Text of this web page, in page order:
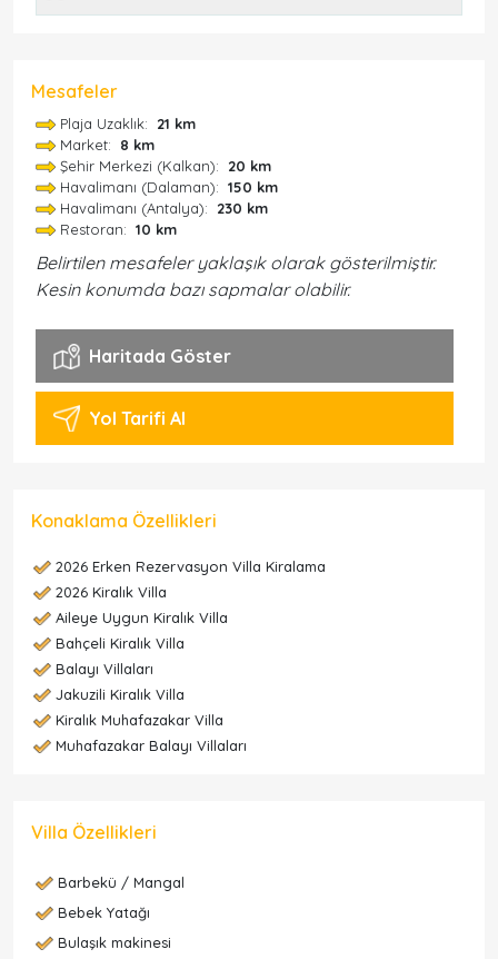
Mesafeler
Plaja Uzaklık: 21 km
Market: 8 km
Şehir Merkezi (Kalkan): 20 km
Havalimanı (Dalaman): 150 km
Havalimanı (Antalya): 230 km
Restoran: 10 km
Belirtilen mesafeler yaklaşık olarak gösterilmiştir.
Kesin konumda bazı sapmalar olabilir.
Haritada Göster
Yol Tarifi Al
Konaklama Özellikleri
2026 Erken Rezervasyon Villa Kiralama
2026 Kiralık Villa
Aileye Uygun Kiralık Villa
Bahçeli Kiralık Villa
Balayı Villaları
Jakuzili Kiralık Villa
Kiralık Muhafazakar Villa
Muhafazakar Balayı Villaları
Villa Özellikleri
Barbekü / Mangal
Bebek Yatağı
Bulaşık makinesi